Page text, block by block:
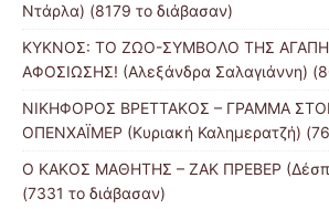
Ντάρλα) (8179 το διάβασαν)
ΚΥΚΝΟΣ: ΤΟ ΖΩΟ-ΣΥΜΒΟΛΟ ΤΗΣ
ΑΦΟΣΙΩΣΗΣ! (Αλεξάνδρα Σαλαγιάννη)
ΝΙΚΗΦΟΡΟΣ ΒΡΕΤΤΑΚΟΣ – ΓΡΑΜΜΑ
ΟΠΕΝΧΑΪΜΕΡ (Κυριακή Καλημερατζή)
Ο ΚΑΚΟΣ ΜΑΘΗΤΗΣ – ΖΑΚ ΠΡΕΒΕΡ
(7331 το διάβασαν)